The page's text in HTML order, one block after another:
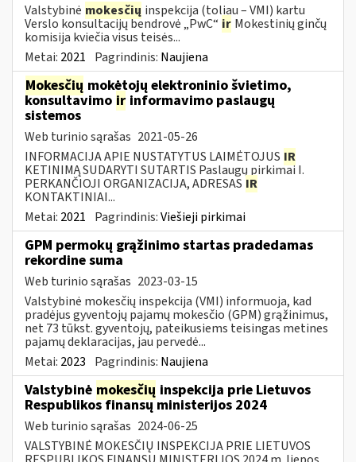
Valstybinė mokesčių inspekcija (toliau – VMI) kartu
Verslo konsultacijų bendrovė „PwC“ ir Mokestinių ginčų
komisija kviečia visus teisės...
Metai: 2021 Pagrindinis: Naujiena
Mokesčių mokėtojų elektroninio švietimo,
konsultavimo ir informavimo paslaugų
sistemos
Web turinio sąrašas 2021-05-26
INFORMACIJA APIE NUSTATYTUS LAIMĖTOJUS IR
KETINIMĄ SUDARYTI SUTARTIS Paslaugų pirkimai I.
PERKANČIOJI ORGANIZACIJA, ADRESAS IR
KONTAKTINIAI...
Metai: 2021 Pagrindinis:Viešieji pirkimai
GPM permokų grąžinimo startas pradedamas
rekordine suma
Web turinio sąrašas 2023-03-15
Valstybinė mokesčių inspekcija (VMI) informuoja, kad
pradėjus gyventojų pajamų mokesčio (GPM) grąžinimus,
net 73 tūkst. gyventojų, pateikusiems teisingas metines
pajamų deklaracijas, jau pervedė...
Metai: 2023 Pagrindinis: Naujiena
Valstybinė mokesčių inspekcija prie Lietuvos
Respublikos finansų ministerijos 2024
Web turinio sąrašas 2024-06-25
VALSTYBINĖ MOKESČIŲ INSPEKCIJA PRIE LIETUVOS